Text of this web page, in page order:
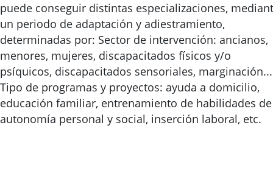
puede conseguir distintas especializaciones,
un periodo de adaptación y adiestramiento,
determinadas por: Sector de intervención: ancianos,
menores, mujeres, discapacitados físicos y/o
psíquicos, discapacitados sensoriales, marginación...
Tipo de programas y proyectos: ayuda a domicilio,
educación familiar, entrenamiento de habilidades de
autonomía personal y social, inserción laboral, etc.